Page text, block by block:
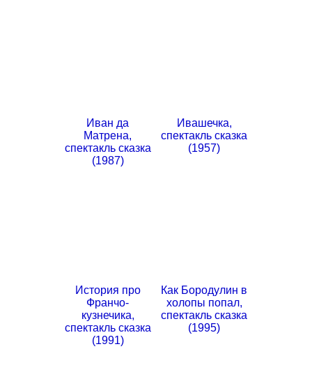
Иван да
Матрена,
спектакль сказка
(1987)
Ивашечка,
спектакль сказка
(1957)
История про
Франчо-
кузнечика,
спектакль сказка
(1991)
Как Бородулин в
холопы попал,
спектакль сказка
(1995)